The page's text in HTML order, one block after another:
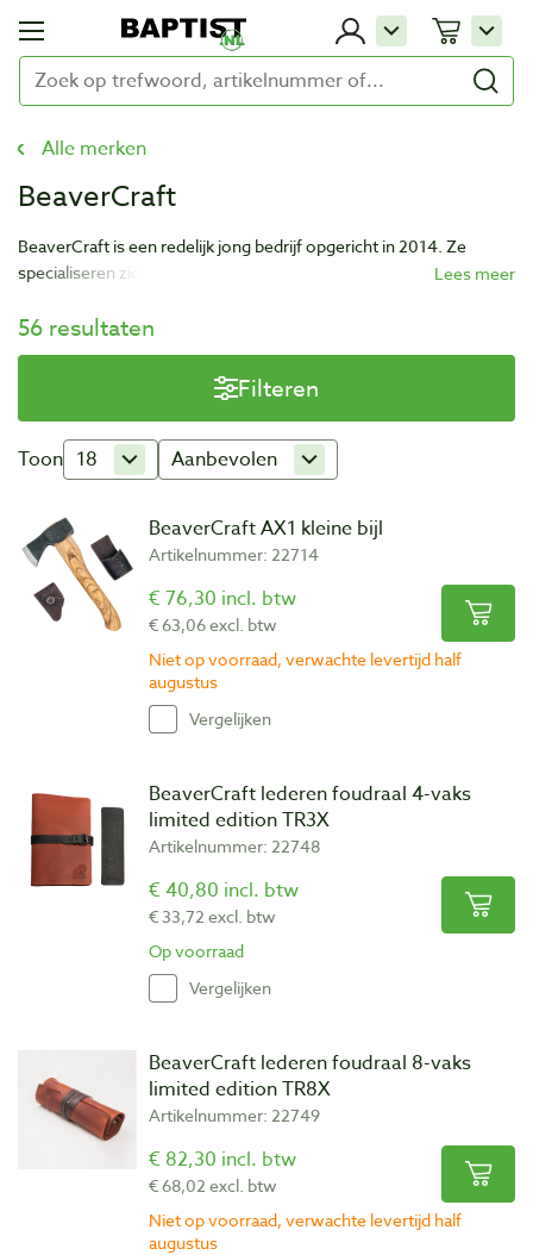
Alle merken
BeaverCraft
BeaverCraft is een redelijk jong bedrijf opgericht in 2014. Ze
specialiseren zich in kwalitatief betaalbaar houtsnijgereedschap en
producten in beschikbaar waren. De pijlers van BeaverCraft zijn
dan ook: Kwaliteit, betrouwbaarheid en betaalbaarheid.
56 resultaten
Filteren
Toon 18 Aanbevolen
BeaverCraft AX1 kleine bijl
Artikelnummer: 22714
€ 76,30 incl. btw
€ 63,06 excl. btw
Niet op voorraad, verwachte levertijd half
augustus
Vergelijken
BeaverCraft lederen foudraal 4-vaks
limited edition TR3X
Artikelnummer: 22748
€ 40,80 incl. btw
€ 33,72 excl. btw
Op voorraad
Vergelijken
BeaverCraft lederen foudraal 8-vaks
limited edition TR8X
Artikelnummer: 22749
€ 82,30 incl. btw
€ 68,02 excl. btw
Niet op voorraad, verwachte levertijd half
augustus